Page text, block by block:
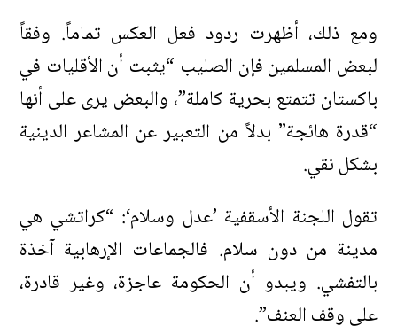
ومع ذلك، أظهرت ردود فعل العكس تماماً. وفقاً
لبعض المسلمين فإن الصليب “يثبت أن الأقليات في
باكستان تتمتع بحرية كاملة”، والبعض يرى على أنها
“قدرة هائجة” بدلاً من التعبير عن المشاعر الدينية
بشكل نقي.
تقول اللجنة الأسقفية ’عدل وسلام‘: “كراتشي هي
مدينة من دون سلام. فالجماعات الإرهابية آخذة
بالتفشي. ويبدو أن الحكومة عاجزة، وغير قادرة،
على وقف العنف”.